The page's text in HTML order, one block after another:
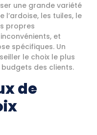
une grande variété
l’ardoise, les tuiles, le
propres
et
spécifiques. Un
le choix le plus
des clients.
de